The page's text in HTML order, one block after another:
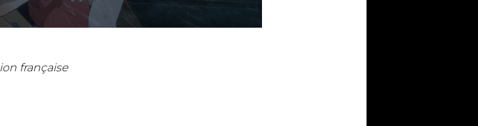
française